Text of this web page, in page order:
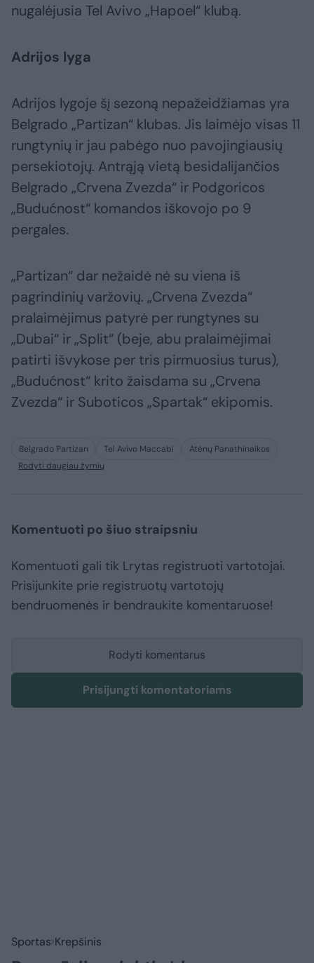
nugalėjusia Tel Avivo „Hapoel“ klubą.
Adrijos lyga
Adrijos lygoje šį sezoną nepažeidžiamas yra
Belgrado „Partizan“ klubas. Jis laimėjo visas 11
rungtynių ir jau pabėgo nuo pavojingiausių
persekiotojų. Antrąją vietą besidalijančios
Belgrado „Crvena Zvezda“ ir Podgoricos
„Budućnost“ komandos iškovojo po 9
pergales.
„Partizan“ dar nežaidė nė su viena iš
pagrindinių varžovių. „Crvena Zvezda“
pralaimėjimus patyrė per rungtynes su
„Dubai“ ir „Split“ (beje, abu pralaimėjimai
patirti išvykose per tris pirmuosius turus),
„Budućnost“ krito žaisdama su „Crvena
Zvezda“ ir Suboticos „Spartak“ ekipomis.
Belgrado Partizan Tel Avivo Maccabi
Atėnų Panathinaikos
Rodyti daugiau žymių
Komentuoti po šiuo straipsniu
Komentuoti gali tik Lrytas registruoti vartotojai.
Prisijunkite prie registruotų vartotojų
bendruomenės ir bendraukite komentaruose!
Rodyti komentarus
Prisijungti komentatoriams
Sportas Krepšinis